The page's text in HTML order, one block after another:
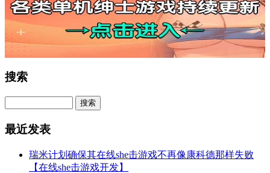
搜索
最近发表
瑞米计划确保其在线she击游戏不再像康科德那样失败
【在线she击游戏开发】